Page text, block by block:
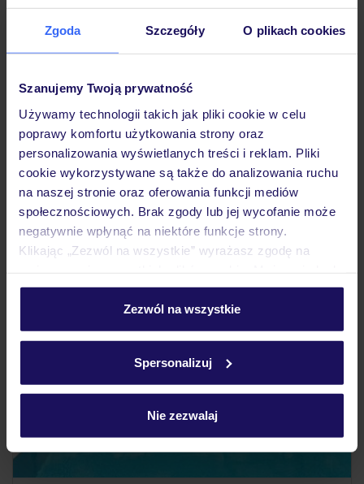
Zgoda Szczegóły O plikach cookies
Szanujemy Twoją prywatność
Używamy technologii takich jak pliki cookie w celu
poprawy komfortu użytkowania strony oraz
personalizowania wyświetlanych treści i reklam. Pliki
cookie wykorzystywane są także do analizowania ruchu
na naszej stronie oraz oferowania funkcji mediów
społecznościowych. Brak zgody lub jej wycofanie może
negatywnie wpłynąć na niektóre funkcje strony.
Klikając „Zezwól na wszystkie” wyrażasz zgodę na
personalizować swój wybór wchodząc w zakładkę
Szczegółowe informacje o plikach cookie znajdziesz
Zezwól na wszystkie
Spersonalizuj
Nie zezwalaj
4.6/5
Ho Tram Beach Boutique Resort and Spa
WIETNAM HO CHI MINH HO TRAM
5 807 OSOBA
29.09.2026 - 07.10.2026 (6 noclegów)
Warszawa-Chopina (19:20)
Śniadanie
klimatyczne bungalowy